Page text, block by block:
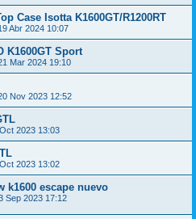
Case Isotta K1600GT/R1200RT
Abr 2024 10:07
K1600GT Sport
Mar 2024 19:10
Nov 2023 12:52
2023 13:03
2023 13:02
k1600 escape nuevo
Sep 2023 17:12